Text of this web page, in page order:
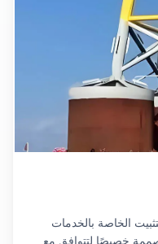
الخاصة بالخدمات
خصيصًا لتتوافق مع